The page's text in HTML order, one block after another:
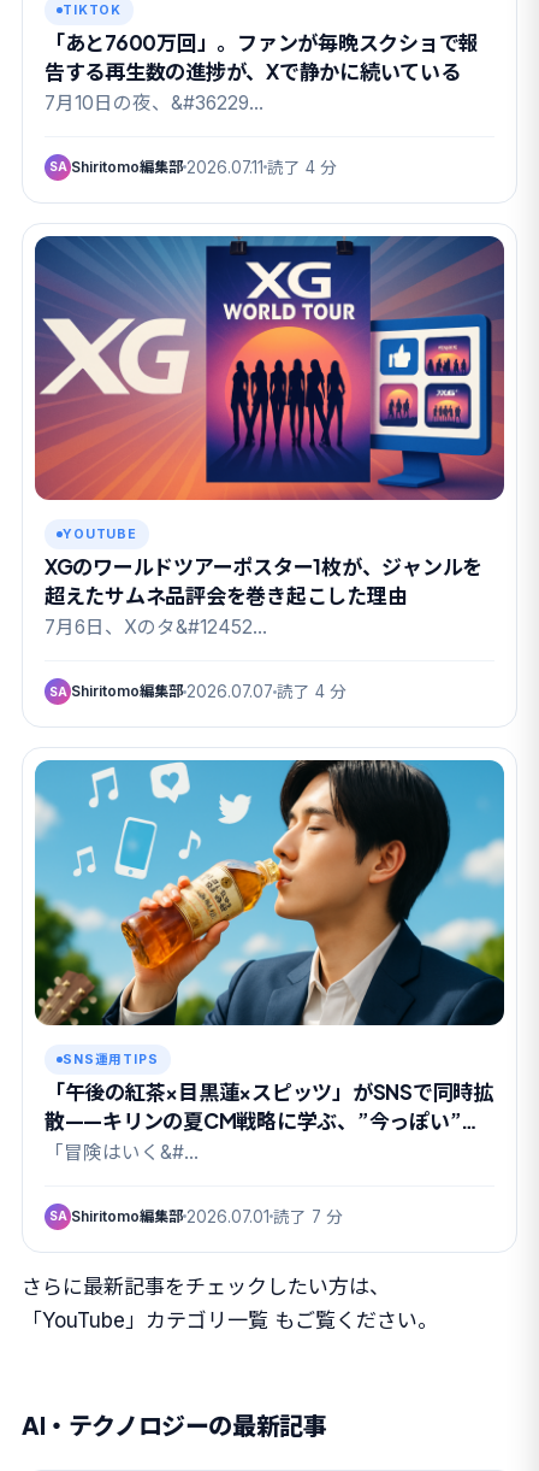
TIKTOK
「あと7600万回」。ファンが毎晩スクショで報
告する再生数の進捗が、Xで静かに続いている
7月10日の夜、&#36229…
SA Shiritomo編集部 2026.07.11 読了 4 分
YOUTUBE
XGのワールドツアーポスター1枚が、ジャンルを
超えたサムネ品評会を巻き起こした理由
7月6日、Xのタ&#12452…
SA Shiritomo編集部 2026.07.07 読了 4 分
SNS運用TIPS
「午後の紅茶×目黒蓮×スピッツ」がSNSで同時拡
散——キリンの夏CM戦略に学ぶ、”今っぽい”ブ
ランド体験の設計図
「冒険はいく&#…
SA Shiritomo編集部 2026.07.01 読了 7 分
さらに最新記事をチェックしたい方は、
「YouTube」カテゴリ一覧 もご覧ください。
AI・テクノロジーの最新記事